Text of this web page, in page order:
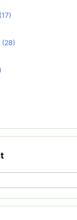
(17)
(28)